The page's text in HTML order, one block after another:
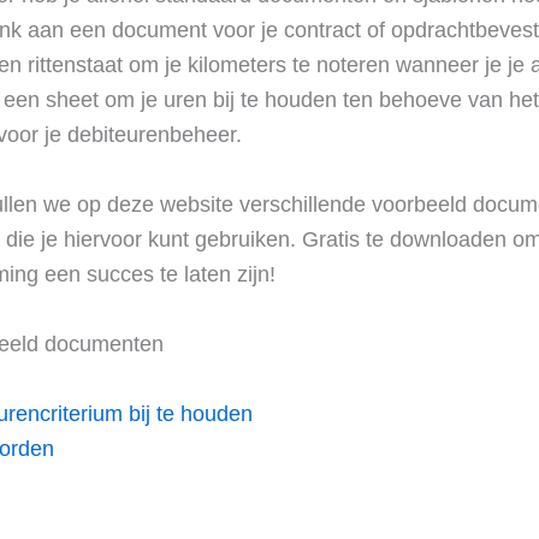
aan een document voor je contract of
rittenstaat om je kilometers te noteren wanneer je je
sheet om je uren bij te houden ten behoeve van
je debiteurenbeheer.
we op deze website verschillende voorbeeld
je hiervoor kunt gebruiken. Gratis te downloaden
een succes te laten zijn!
documenten
bij te houden